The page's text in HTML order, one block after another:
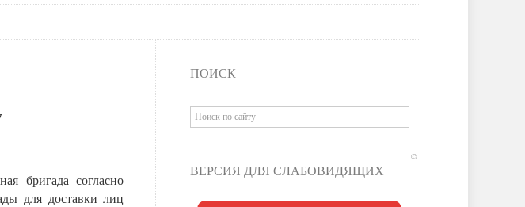
бригада согласно
для доставки лиц
ПОИСК
ВЕРСИЯ ДЛЯ СЛАБОВИДЯЩИХ
©